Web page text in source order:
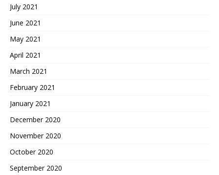
July 2021
June 2021
May 2021
April 2021
March 2021
February 2021
January 2021
December 2020
November 2020
October 2020
September 2020